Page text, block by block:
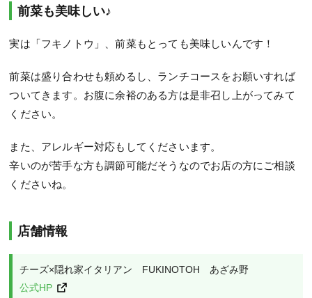
前菜も美味しい♪
実は「フキノトウ」、前菜もとっても美味しいんです！
前菜は盛り合わせも頼めるし、ランチコースをお願いすれば
ついてきます。お腹に余裕のある方は是非召し上がってみて
ください。
また、アレルギー対応もしてくださいます。
辛いのが苦手な方も調節可能だそうなのでお店の方にご相談
くださいね。
店舗情報
チーズ×隠れ家イタリアン　FUKINOTOH　あざみ野
公式HP